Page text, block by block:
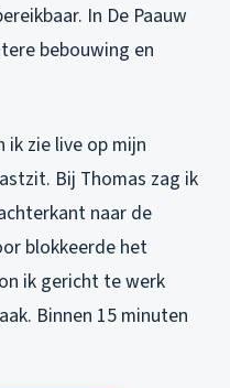
In De Paauw
bebouwing en
ik zie live op mijn
Bij Thomas zag ik
naar de
blokkeerde het
ik gericht te werk
Binnen 15 minuten